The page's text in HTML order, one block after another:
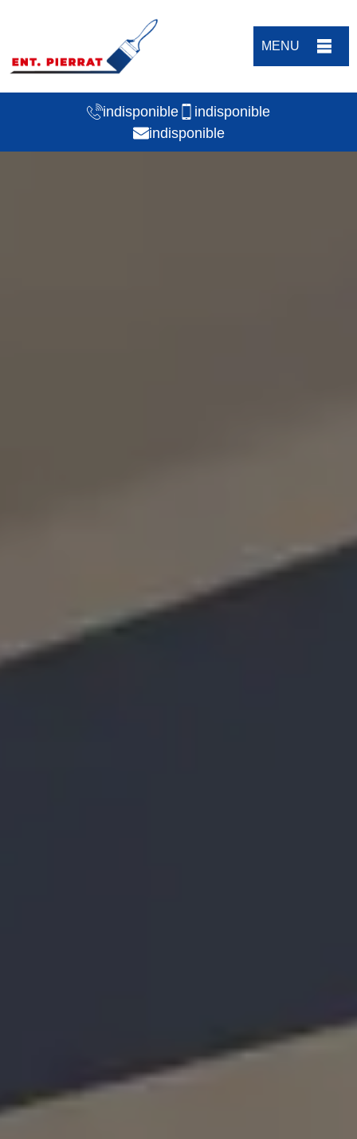
MENU
indisponible
indisponible
indisponible